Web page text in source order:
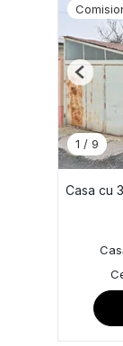
1 / 9
Casa cu